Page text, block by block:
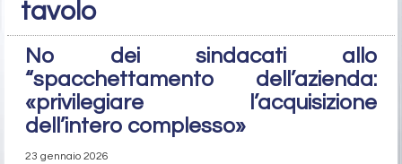
tavolo
No dei sindacati allo
“spacchettamento dell’azienda:
«privilegiare l’acquisizione
dell’intero complesso»
23 gennaio 2026